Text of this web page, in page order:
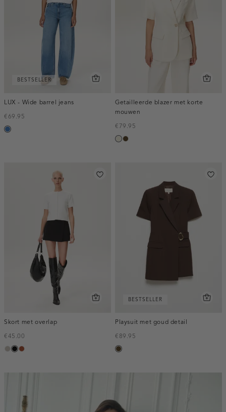
BESTSELLER
LUX - Wide barrel jeans
€69.95
blauw,
Getailleerde blazer met korte
mouwen
€79.95
ecrutoffee
Skort met overlap
€45.00
taupe,
zwartbruin
BESTSELLER
Playsuit met goud detail
€89.95
toffee